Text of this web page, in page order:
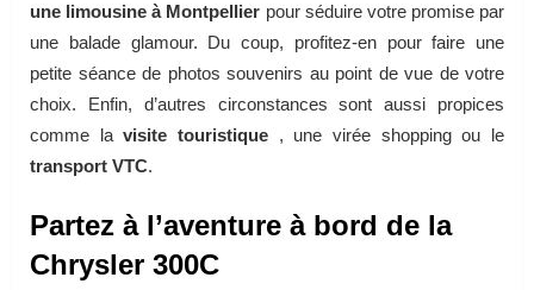
une limousine à Montpellier pour séduire votre promise par
une balade glamour. Du coup, profitez-en pour faire une
petite séance de photos souvenirs au point de vue de votre
choix. Enfin, d’autres circonstances sont aussi propices
comme lavisite touristique , une virée shopping ou le
transport VTC.
Partez à l’aventure à bord de la
Chrysler 300C